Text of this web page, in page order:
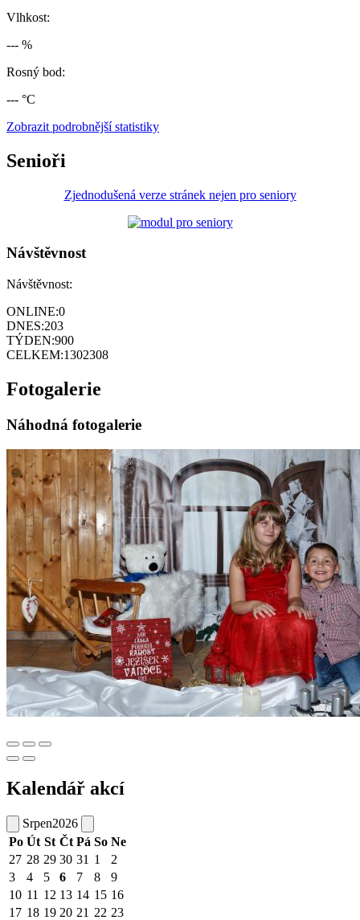
Vlhkost:
--- %
Rosný bod:
--- °C
Zobrazit podrobnější statistiky
Senioři
Zjednodušená verze stránek nejen pro seniory
Návštěvnost
Návštěvnost:
ONLINE:0
DNES:203
TÝDEN:900
CELKEM:1302308
Fotogalerie
Náhodná fotogalerie
Kalendář akcí
Srpen2026
Po Út St Čt Pá So Ne
27 28 29 30 31 1
2
3
4 5 6 7 8
9
10 11 12 13 14 15 16
17 18 19 20 21 22 23